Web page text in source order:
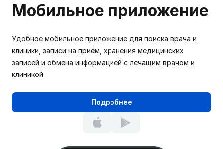
Мобильное приложение
Удобное мобильное приложение для поиска врача и
клиники, записи на приём, хранения медицинских
записей и обмена информацией с лечащим врачом и
клиникой
Подробнее